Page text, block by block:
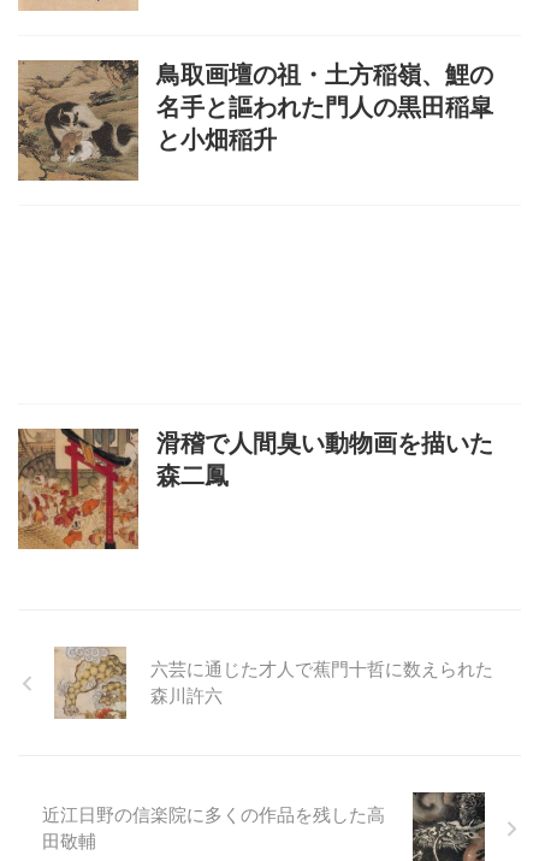
鳥取画壇の祖・土方稲嶺、鯉の
名手と謳われた門人の黒田稲皐
と小畑稲升
滑稽で人間臭い動物画を描いた
森二鳳
六芸に通じた才人で蕉門十哲に数えられた
森川許六
近江日野の信楽院に多くの作品を残した高
田敬輔